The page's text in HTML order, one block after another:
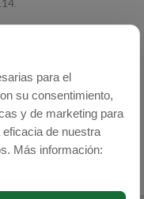
para el
su consentimiento,
y de marketing para
de nuestra
Más información: